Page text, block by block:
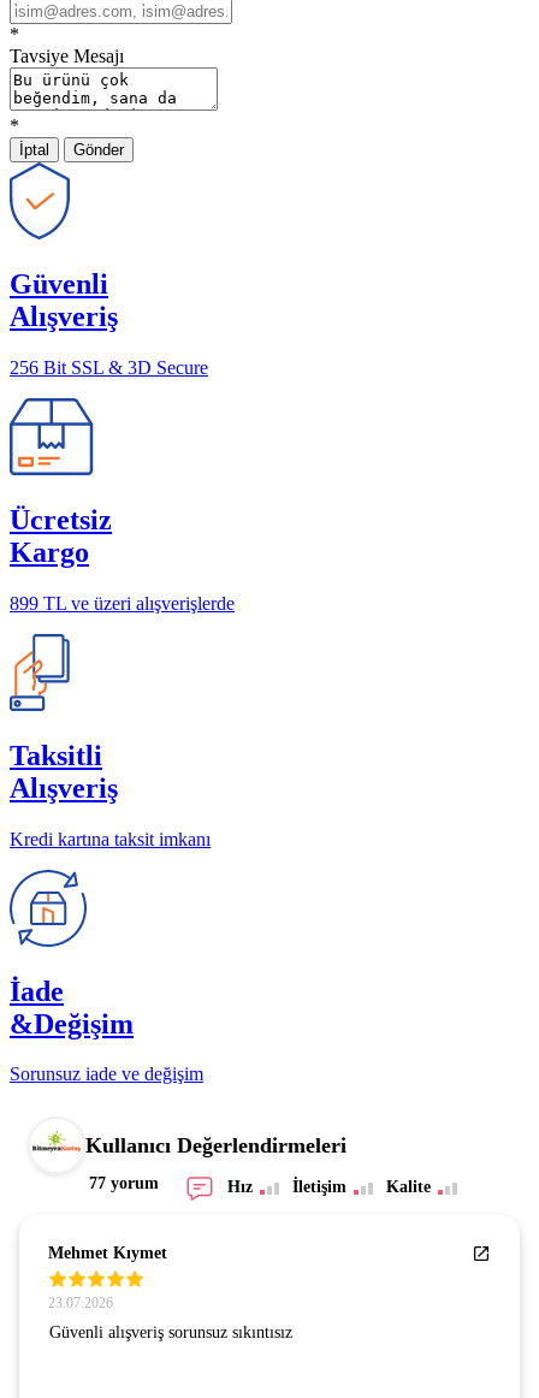
*
Tavsiye Mesajı
*
İptal Gönder
Güvenli
Alışveriş
256 Bit SSL & 3D Secure
Ücretsiz
Kargo
899 TL ve üzeri alışverişlerde
Taksitli
Alışveriş
Kredi kartına taksit imkanı
İade
&Değişim
Sorunsuz iade ve değişim
Kullanıcı Değerlendirmeleri
77 yorum Hız İletişim Kalite
Mehmet Kıymet
23.07.2026
Güvenli alışveriş sorunsuz sıkıntısız